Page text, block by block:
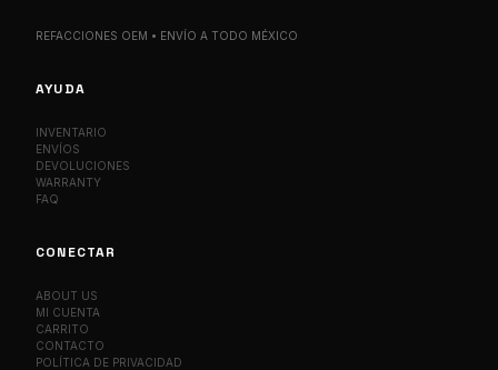
REFACCIONES OEM • ENVÍO A TODO MÉXICO
AYUDA
INVENTARIO
ENVÍOS
DEVOLUCIONES
WARRANTY
FAQ
CONECTAR
ABOUT US
MI CUENTA
CARRITO
CONTACTO
POLÍTICA DE PRIVACIDAD